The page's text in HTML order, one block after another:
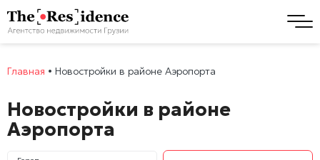
Главная • Новостройки в районе Аэропорта
Новостройки в районе
Аэропорта